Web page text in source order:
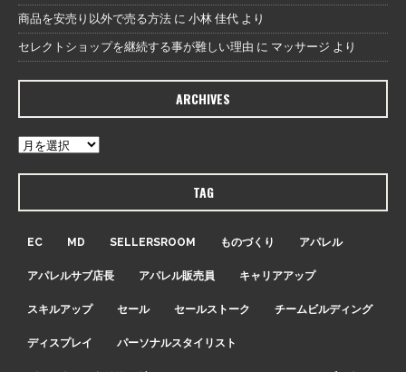
商品を安売り以外で売る方法 に 小林 佳代 より
セレクトショップを継続する事が難しい理由 に マッサージ より
ARCHIVES
TAG
EC MD SELLERSROOM ものづくり アパレル
アパレルサブ店長 アパレル販売員 キャリアアップ
スキルアップ セール セールストーク チームビルディング
ディスプレイ パーソナルスタイリスト